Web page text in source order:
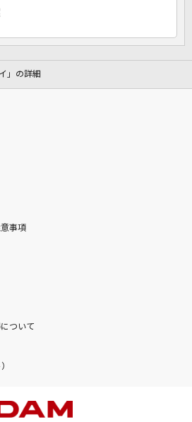
ケをもっと楽しもう！
」の詳細
事項
ついて